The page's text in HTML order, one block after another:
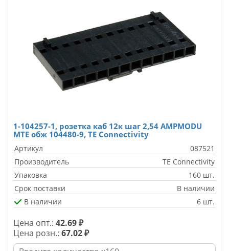
1-104257-1, розетка каб 12к шаг 2,54 AMPMODU
MTE обж 104480-9, TE Connectivity
Артикул
087521
Производитель
TE Connectivity
Упаковка
160 шт.
Срок поставки
В наличии
В наличии
6 шт.
Цена опт.: 42.69 ₽
Цена розн.: 67.02 ₽